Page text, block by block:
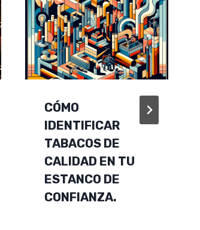
CÓMO
IDENTIFICAR
TABACOS DE
CALIDAD EN TU
ESTANCO DE
CONFIANZA.